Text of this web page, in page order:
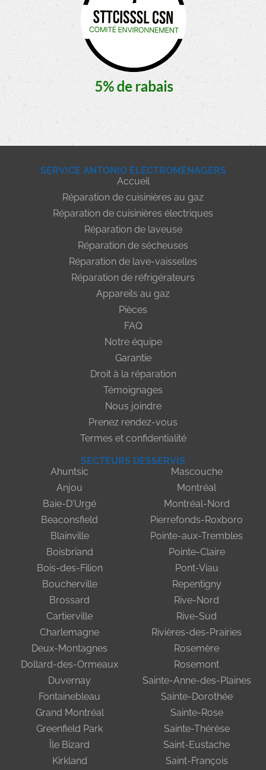
SERVICE ANTONIO ÉLECTROMÉNAGERS
Accueil
Réparation de cuisinières au gaz
Réparation de cuisinières électriques
Réparation de laveuse
Réparation de sécheuses
Réparation de lave-vaisselles
Réparation de réfrigérateurs
Appareils au gaz
Pièces
FAQ
Notre équipe
Garantie
Droit à la réparation
Témoignages
Nous joindre
Prenez rendez-vous
Termes et confidentialité
SECTEURS DESSERVIS
Ahuntsic
Anjou
Baie-D'Urgé
Beaconsfield
Blainville
Boisbriand
Bois-des-Filion
Boucherville
Brossard
Cartierville
Charlemagne
Deux-Montagnes
Dollard-des-Ormeaux
Duvernay
Fontainebleau
Grand Montréal
Greenfield Park
Île Bizard
Kirkland
Mascouche
Montréal
Montréal-Nord
Pierrefonds-Roxboro
Pointe-aux-Trembles
Pointe-Claire
Pont-Viau
Repentigny
Rive-Nord
Rive-Sud
Rivières-des-Prairies
Rosemère
Rosemont
Sainte-Anne-des-Plaines
Sainte-Dorothée
Sainte-Rose
Sainte-Thérèse
Saint-Eustache
Saint-François